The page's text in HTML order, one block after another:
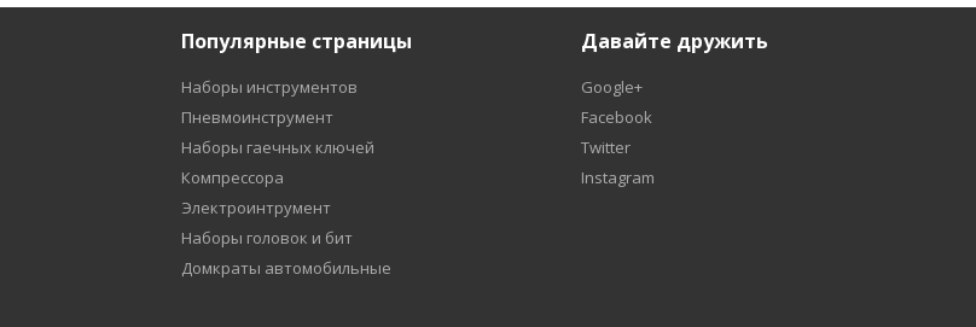
Популярные страницы
Наборы инструментов
Пневмоинструмент
Наборы гаечных ключей
Компрессора
Электроинтрумент
Наборы головок и бит
Домкраты автомобильные
Давайте дружить
Google+
Facebook
Twitter
Instagram